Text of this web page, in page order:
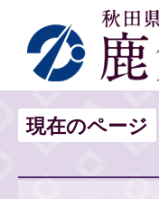
現在のページ